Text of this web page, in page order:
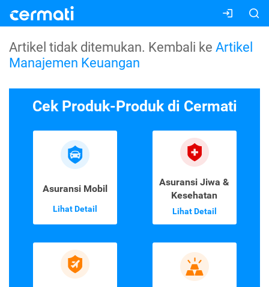
Artikel tidak ditemukan. Kembali ke Artikel
Manajemen Keuangan
Cek Produk-Produk di Cermati
Asuransi Mobil
Lihat Detail
Asuransi Jiwa &
Kesehatan
Lihat Detail